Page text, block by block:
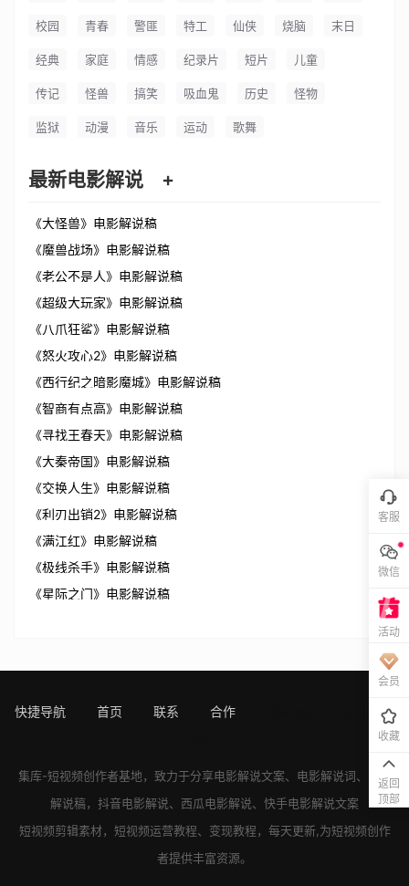
校园 青春 警匪 特工 仙侠 烧脑 末日
经典 家庭 情感 纪录片 短片 儿童
传记 怪兽 搞笑 吸血鬼 历史 怪物
监狱 动漫 音乐 运动 歌舞
最新电影解说 +
《大怪兽》电影解说稿
《魔兽战场》电影解说稿
《老公不是人》电影解说稿
《超级大玩家》电影解说稿
《八爪狂鲨》电影解说稿
《怒火攻心2》电影解说稿
《西行纪之暗影魔城》电影解说稿
《智商有点高》电影解说稿
《寻找王春天》电影解说稿
《大秦帝国》电影解说稿
《交换人生》电影解说稿
《利刃出销2》电影解说稿
《满江红》电影解说稿
《极线杀手》电影解说稿
《星际之门》电影解说稿
快捷导航 首页 联系 合作
[!---page.sta
集库-短视频创作者基地，致力于分享电影解说文案、 电影解说词、
电影
解说稿， 抖音电影解说、 西瓜电影解说、 快手电影解说文案
短视频剪辑素材，短视频运营教程、变现教程，每天更新,为短视频创作
者提供丰富资源。
客服
微信
活动
会员
收藏
返回
顶部